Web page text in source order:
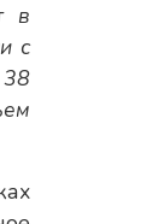
в
с